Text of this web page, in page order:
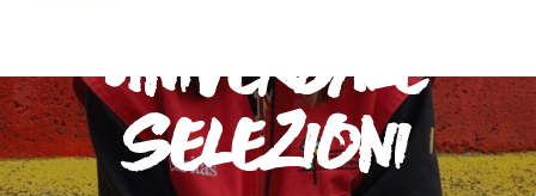
Universale
Selezioni